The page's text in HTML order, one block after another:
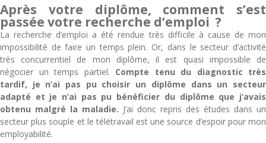
Après votre diplôme, comment s’est
passée votre recherche d’emploi ?
La recherche d’emploi a été rendue très difficile à cause de mon
impossibilité de faire un temps plein. Or, dans le secteur d’activité
très concurrentiel de mon diplôme, il est quasi impossible de
négocier un temps partiel. Compte tenu du diagnostic très
tardif, je n’ai pas pu choisir un diplôme dans un secteur
adapté et je n’ai pas pu bénéficier du diplôme que j’avais
obtenu malgré la maladie. J’ai donc repris des études dans un
secteur plus souple et le télétravail est une source d’espoir pour mon
employabilité.